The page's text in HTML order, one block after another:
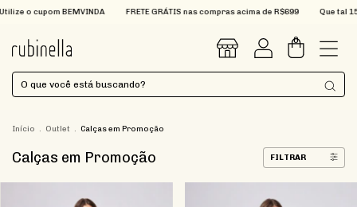
FRETE GRÁTIS nas compras acima de R$699 Que tal 15% OFF na sua primeira
0
Início . Outlet . Calças em Promoção
Calças em Promoção FILTRAR